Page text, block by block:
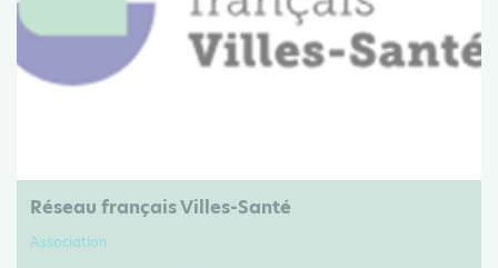
Réseau français Villes-Santé
Association